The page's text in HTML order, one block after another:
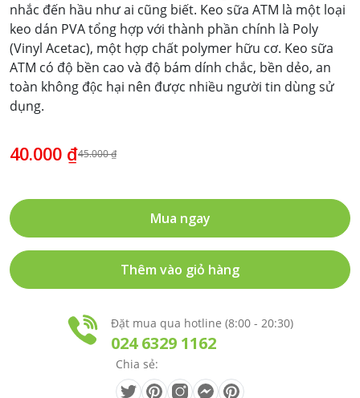
nhắc đến hầu như ai cũng biết. Keo sữa ATM là một loại
keo dán PVA tổng hợp với thành phần chính là Poly
(Vinyl Acetac), một hợp chất polymer hữu cơ. Keo sữa
ATM có độ bền cao và độ bám dính chắc, bền dẻo, an
toàn không độc hại nên được nhiều người tin dùng sử
dụng.
40.000 ₫45.000 ₫
Mua ngay
Thêm vào giỏ hàng
Đặt mua qua hotline (8:00 - 20:30)
024 6329 1162
Chia sẻ: